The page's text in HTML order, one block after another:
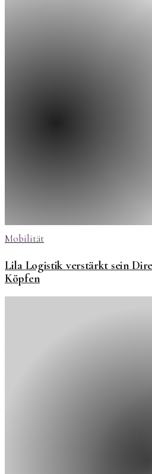
Mobilität
Lila Logistik verstärkt sein
Köpfen